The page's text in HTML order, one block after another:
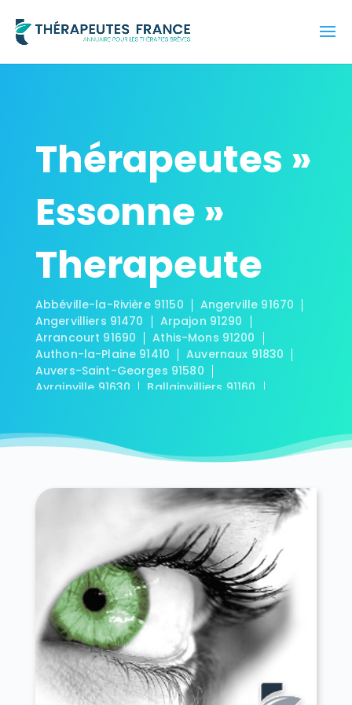
Thérapeutes »
Essonne »
Therapeute
Abbéville-la-Rivière 91150
Angerville 91670
Angervilliers 91470
Arpajon 91290
Arrancourt 91690
Athis-Mons 91200
Authon-la-Plaine 91410
Auvernaux 91830
Auvers-Saint-Georges 91580
Avrainville 91630
Ballainvilliers 91160
Boigneville 91720
Boissy-la-Rivière 91690
Boissy-sous-Saint-Yon 91790
Bondoufle 91070
Boullay-les-Troux 91470
Boussy-Saint-Antoine 91800
Boutervilliers 91150
Boutigny-sur-Essonne 91820
Bouville 91880
Brétigny-sur-Orge 91220
Breuillet 91650
Breux-Jouy 91650
Brières-les-Scellés 91150
Briis-sous-Forges 91640
Brouy 91150
Brunoy 91800
Bruyères-le-Châtel 91680
Buno-Bonnevaux 91720
Bures-sur-Yvette 91440
Cerny 91590
Chalo-Saint-Mars 91780
Chalou-Moulineux 91740